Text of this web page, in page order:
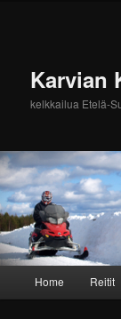
Karvian
kelkkailua Etelä-
Skip to
Skip to
Home Reitit